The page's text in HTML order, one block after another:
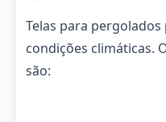
Telas para
condições climáticas.
são: